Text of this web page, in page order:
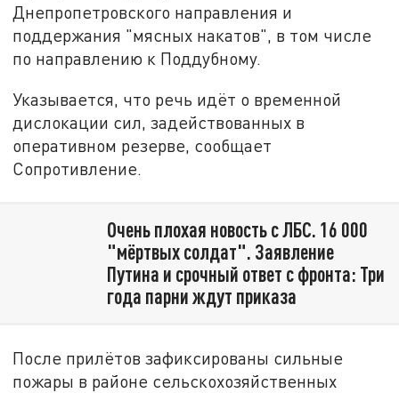
Днепропетровского направления и
поддержания "мясных накатов", в том числе
по направлению к Поддубному.
Указывается, что речь идёт о временной
дислокации сил, задействованных в
оперативном резерве, сообщает
Сопротивление.
Очень плохая новость с ЛБС. 16 000
"мёртвых солдат". Заявление
Путина и срочный ответ с фронта: Три
года парни ждут приказа
После прилётов зафиксированы сильные
пожары в районе сельскохозяйственных